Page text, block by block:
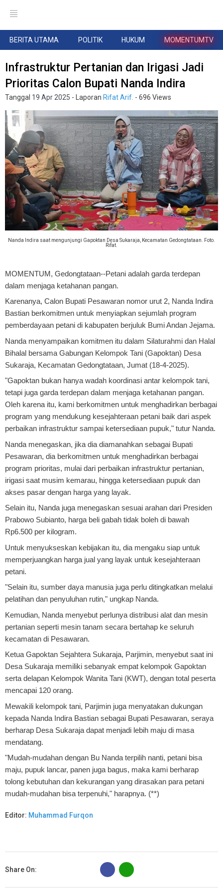
BERITA UTAMA POLITIK HUKUM MOMENTUMTV
Infrastruktur Pertanian dan Irigasi Jadi
Prioritas Calon Bupati Nanda Indira
Tanggal 19 Apr 2025 - Laporan Rifat Arif. - 696 Views
Nanda Indira saat mengunjungi Gapoktan Desa Sukaraja, Kecamatan Gedongtataan. Foto.
Rifat.
MOMENTUM, Gedongtataan--Petani adalah garda terdepan
dalam menjaga ketahanan pangan.
Karenanya, Calon Bupati Pesawaran nomor urut 2, Nanda Indira
Bastian berkomitmen untuk menyiapkan sejumlah program
pemberdayaan petani di kabupaten berjuluk Bumi Andan Jejama.
Nanda menyampaikan komitmen itu dalam Silaturahmi dan Halal
Bihalal bersama Gabungan Kelompok Tani (Gapoktan) Desa
Sukaraja, Kecamatan Gedongtataan, Jumat (18-4-2025).
"Gapoktan bukan hanya wadah koordinasi antar kelompok tani,
tetapi juga garda terdepan dalam menjaga ketahanan pangan.
Oleh karena itu, kami berkomitmen untuk menghadirkan berbagai
program yang mendukung kesejahteraan petani baik dari aspek
perbaikan infrastruktur sampai ketersediaan pupuk," tutur Nanda.
Nanda menegaskan, jika dia diamanahkan sebagai Bupati
Pesawaran, dia berkomitmen untuk menghadirkan berbagai
program prioritas, mulai dari perbaikan infrastruktur pertanian,
irigasi saat musim kemarau, hingga ketersediaan pupuk dan
akses pasar dengan harga yang layak.
Selain itu, Nanda juga menegaskan sesuai arahan dari Presiden
Prabowo Subianto, harga beli gabah tidak boleh di bawah
Rp6.500 per kilogram.
Untuk menyukseskan kebijakan itu, dia mengaku siap untuk
memperjuangkan harga jual yang layak untuk kesejahteraan
petani.
"Selain itu, sumber daya manusia juga perlu ditingkatkan melalui
pelatihan dan penyuluhan rutin," ungkap Nanda.
Kemudian, Nanda menyebut perlunya distribusi alat dan mesin
pertanian seperti mesin tanam secara bertahap ke seluruh
kecamatan di Pesawaran.
Ketua Gapoktan Sejahtera Sukaraja, Parjimin, menyebut saat ini
Desa Sukaraja memiliki sebanyak empat kelompok Gapoktan
serta delapan Kelompok Wanita Tani (KWT), dengan total peserta
mencapai 120 orang.
Mewakili kelompok tani, Parjimin juga menyatakan dukungan
kepada Nanda Indira Bastian sebagai Bupati Pesawaran, seraya
berharap Desa Sukaraja dapat menjadi lebih maju di masa
mendatang.
"Mudah-mudahan dengan Bu Nanda terpilih nanti, petani bisa
maju, pupuk lancar, panen juga bagus, maka kami berharap
tolong kebutuhan dan kekurangan yang dirasakan para petani
mudah-mudahan bisa terpenuhi," harapnya. (**)
Editor: Muhammad Furqon
Share On:
B